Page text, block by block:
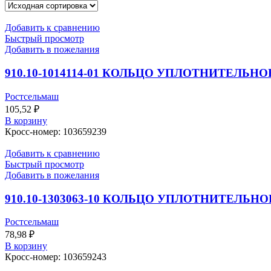
Добавить к сравнению
Быстрый просмотр
Добавить в пожелания
910.10-1014114-01 КОЛЬЦО
Ростсельмаш
105,52 ₽
В корзину
Кросс-номер: 103659239
Добавить к сравнению
Быстрый просмотр
Добавить в пожелания
910.10-1303063-10 КОЛЬЦО
Ростсельмаш
78,98 ₽
В корзину
Кросс-номер: 103659243